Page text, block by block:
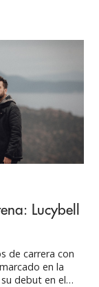
de
Lucybell
de carrera con
en la
debut en el